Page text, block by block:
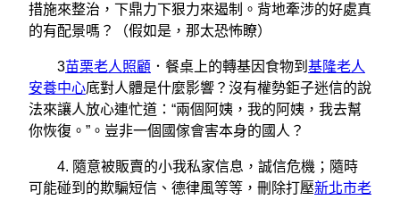
措施來整治，下鼎力下狠力來遏制。背地牽涉的好處真
的有配景嗎？（假如是，那太恐怖瞭）
3苗栗老人照顧 ．餐桌上的轉基因食物到 基隆老人
安養中心底對人體是什麼影響？沒有權勢鉅子迷信的說
法來讓人放心連忙道：“兩個阿姨，我的阿姨，我去幫
你恢復。”。豈非一個國傢會害本身的國人？
4. 隨意被販賣的小我私家信息，誠信危機；隨時
可能碰到的欺騙短信、德律風等等，刪除打壓新北市老